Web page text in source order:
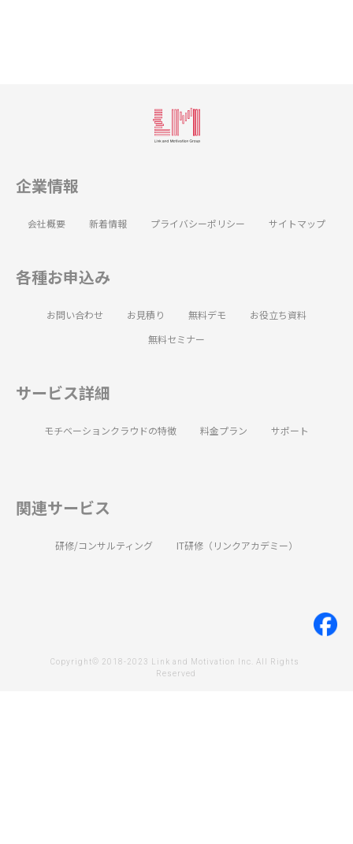
企業情報
会社概要 新着情報 プライバシーポリシー サイトマップ
各種お申込み
お問い合わせ お見積り 無料デモ
お役立ち資料
無料セミナー
サービス詳細
モチベーションクラウドの特徴 料金プラン サポート
関連サービス
研修/コンサルティング IT研修（リンクアカデミー）
Copyright© 2018-2023 Link and Motivation Inc. All Rights
Reserved